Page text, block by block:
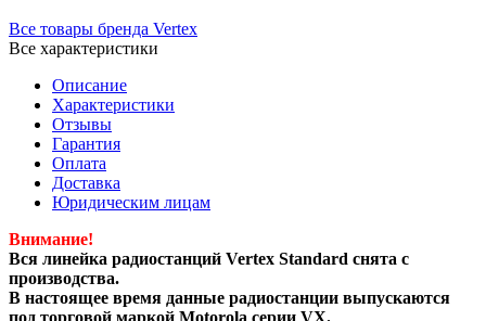
Все товары бренда Vertex
Все характеристики
Описание
Характеристики
Отзывы
Гарантия
Оплата
Доставка
Юридическим лицам
Внимание!
Вся линейка радиостанций Vertex Standard снята с
производства.
В настоящее время данные радиостанции выпускаются
под торговой маркой Motorola серии VX.